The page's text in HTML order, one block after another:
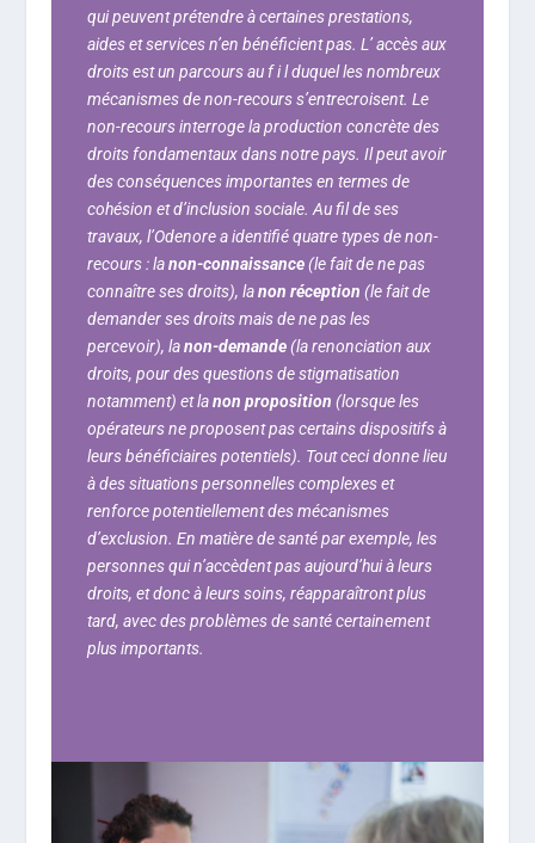
qui peuvent prétendre à certaines prestations,
aides et services n’en bénéficient pas. L’ accès aux
droits est un parcours au f i l duquel les nombreux
mécanismes de non-recours s’entrecroisent. Le
non-recours interroge la production concrète des
droits fondamentaux dans notre pays. Il peut avoir
des conséquences importantes en termes de
cohésion et d’inclusion sociale. Au fil de ses
travaux, l’Odenore a identifié quatre types de non-
recours : lanon-connaissance(le fait de ne pas
connaître ses droits), lanon réception (le fait de
demander ses droits mais de ne pas les
percevoir), lanon-demande(la renonciation aux
droits, pour des questions de stigmatisation
notamment) et lanon proposition (lorsque les
opérateurs ne proposent pas certains dispositifs à
leurs bénéficiaires potentiels). Tout ceci donne lieu
à des situations personnelles complexes et
renforce potentiellement des mécanismes
d’exclusion. En matière de santé par exemple, les
personnes qui n’accèdent pas aujourd’hui à leurs
droits, et donc à leurs soins, réapparaîtront plus
tard, avec des problèmes de santé certainement
plus importants.